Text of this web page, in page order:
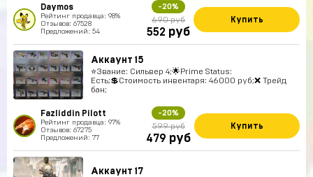
Daymos
Рейтинг продавца: 98%
Отзывов: 67528
Предложений: 54
-20%
690 руб
552 руб
Купить
Аккаунт 15
⭐️Звание: Сильвер 4;🌟Prime Status:
Есть;💲Стоимость инвентаря: 46000 руб;❌ Трейд
бан;
Fazliddin Pilott
Рейтинг продавца: 97%
Отзывов: 67275
Предложений: 77
-20%
599 руб
479 руб
Купить
Аккаунт 17